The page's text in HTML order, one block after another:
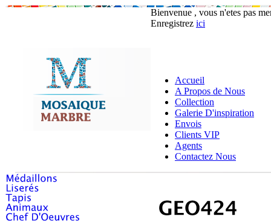
Bienvenue , vous n'etes pas
Enregistrez ici
Accueil
A Propos de Nous
Collection
Galerie D'inspiration
Envois
Clients VIP
Agents
Contactez Nous